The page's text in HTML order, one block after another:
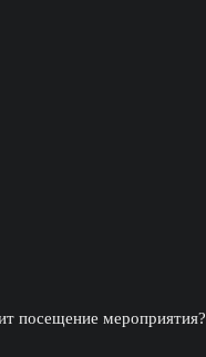
посещение мероприятия?